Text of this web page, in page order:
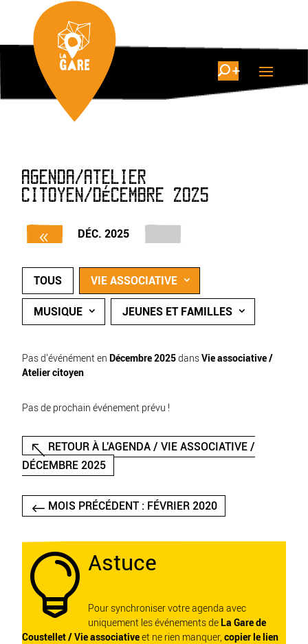
AGENDA/ATELIER
CITOYEN/DÉCEMBRE 2025
DÉC. 2025
TOUS VIE ASSOCIATIVE
MUSIQUE JEUNES ET FAMILLES
Pas d'événément en Décembre 2025dansVie associative /
Atelier citoyen
Pas de prochain événement prévu !
RETOUR À L'AGENDA / VIE ASSOCIATIVE /
DÉCEMBRE 2025
MOIS PRÉCÉDENT : FÉVRIER 2020
 Astuce
Pour synchroniser votre agenda avec
uniquement les événements de La Gare de
Coustellet / Vie associativeet ne rien manquer, copier le lien